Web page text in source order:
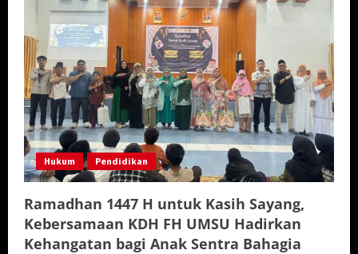
Hukum Pendidikan
Ramadhan 1447 H untuk Kasih Sayang,
Kebersamaan KDH FH UMSU Hadirkan
Kehangatan bagi Anak Sentra Bahagia